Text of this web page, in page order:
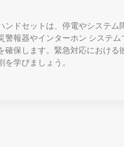
ンドセットは、停電やシステム
警報器やインターホン システム
確保します。緊急対応における
学びましょう。